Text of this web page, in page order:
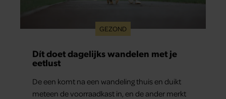
GEZOND
Dít doet dagelijks wandelen met je
eetlust
De een komt na een wandeling thuis en duikt
meteen de voorraadkast in, en de ander merkt